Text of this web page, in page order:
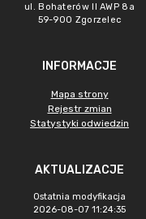
ul. Bohaterów II AWP 8a
59-900 Zgorzelec
INFORMACJE
Mapa strony
Rejestr zmian
Statystyki odwiedzin
AKTUALIZACJE
Ostatnia modyfikacja
2026-08-07 11:24:35